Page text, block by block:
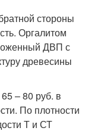
стороны
Оргалитом
ДВП с
древесины
– 80 руб. в
По плотности
Т и СТ